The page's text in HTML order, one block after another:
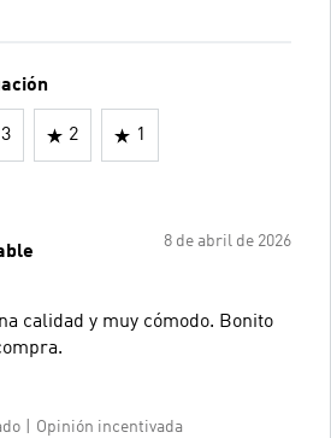
3 2 1
8 de abril de 2026
calidad y muy cómodo. Bonito
Opinión incentivada